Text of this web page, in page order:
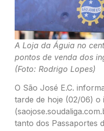
A Loja da Águia no
pontos de venda dos
(Foto: Rodrigo Lopes)
O São José E.C.
tarde de hoje (02/06) o
tanto dos Passaportes